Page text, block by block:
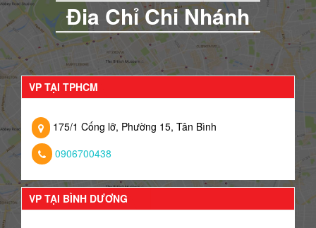
Đia Chỉ Chi Nhánh
VP TẠI TPHCM
175/1 Cống lỡ, Phường 15, Tân Bình
0906700438
VP TẠI BÌNH DƯƠNG